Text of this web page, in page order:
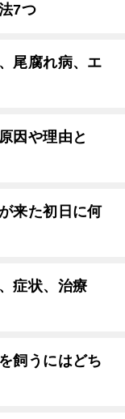
7つ
尾腐れ病、エ
因や理由と
来た初日に何
症状、治療
飼うにはどち